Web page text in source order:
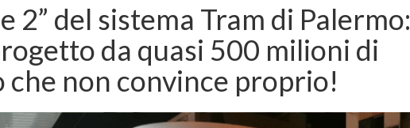
2” del sistema Tram di Palermo:
da quasi 500 milioni di
che non convince proprio!